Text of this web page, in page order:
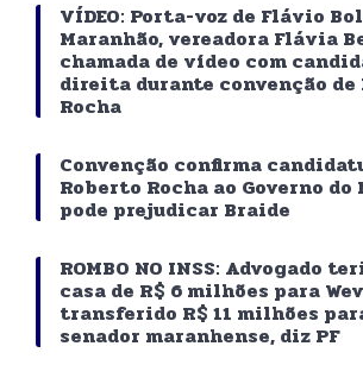
VÍDEO: Porta-voz de Flávio
Maranhão, vereadora Flávia
chamada de vídeo com
direita durante convenção de
Rocha
Convenção confirma
Roberto Rocha ao Governo do
pode prejudicar Braide
ROMBO NO INSS: Advogado
casa de R$ 6 milhões para
transferido R$ 11 milhões
senador maranhense, diz PF